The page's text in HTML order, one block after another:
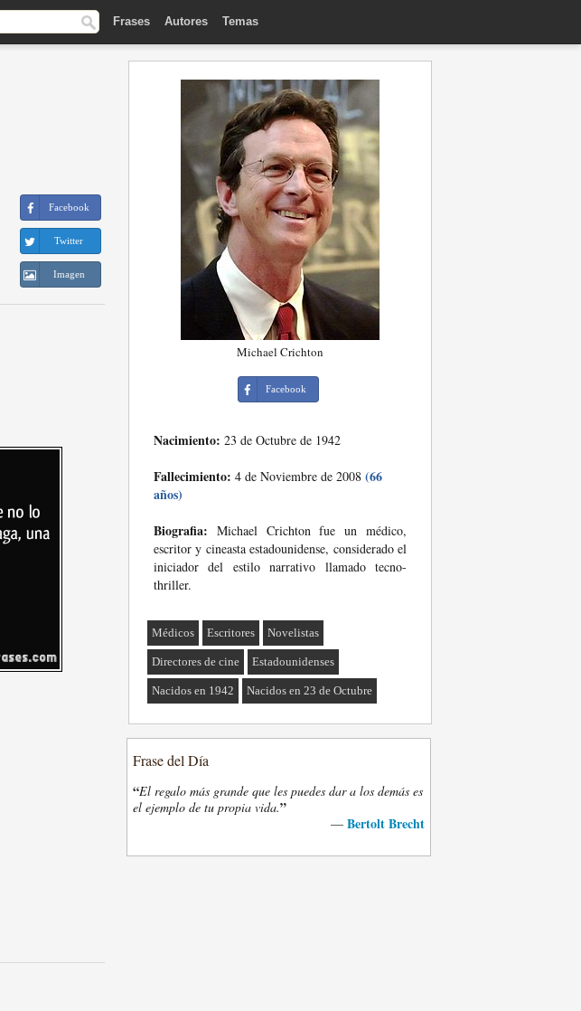
Frases Autores Temas
Facebook
Twitter
Imagen
Michael Crichton
Facebook
Nacimiento: 23 de Octubre de 1942
Fallecimiento: 4 de Noviembre de 2008 (66
años)
Biografia: Michael Crichton fue un médico,
escritor y cineasta estadounidense, considerado el
iniciador del estilo narrativo llamado tecno-
thriller.
Médicos Escritores Novelistas
Directores de cine Estadounidenses
Nacidos en 1942 Nacidos en 23 de Octubre
Frase del Día
“El regalo más grande que les puedes dar a los demás es
el ejemplo de tu propia vida.”
— Bertolt Brecht